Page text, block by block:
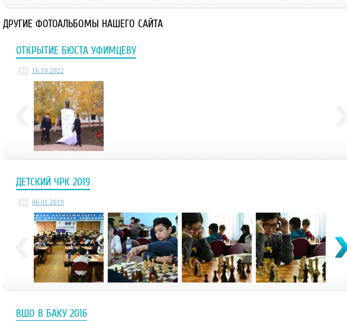
ДРУГИЕ ФОТОАЛЬБОМЫ НАШЕГО САЙТА
ОТКРЫТИЕ БЮСТА УФИМЦЕВУ
16.10.2022
ДЕТСКИЙ ЧРК 2019
06.01.2019
ВШО В БАКУ 2016